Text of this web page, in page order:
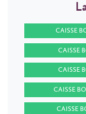
CAISSE
CAISSE
CAISSE
CAISSE
CAISSE